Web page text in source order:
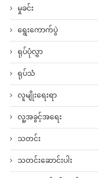
မှုခင်း
ရွေးကောက်ပွဲ
ရုပ်ပုံလွှာ
ရုပ်သံ
လူမျိုးရေးရာ
လူ့အခွင့်အရေး
သတင်း
သတင်းဆောင်းပါး